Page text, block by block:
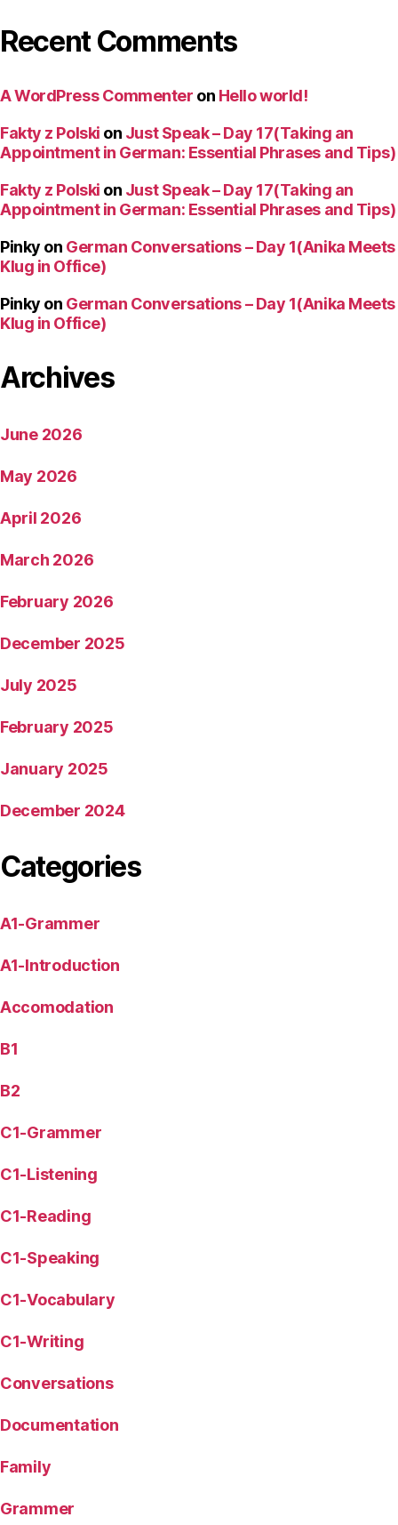
Recent Comments
A WordPress Commenter on Hello world!
Fakty z Polski on Just Speak – Day 17(Taking an
Appointment in German: Essential Phrases and Tips)
Fakty z Polski on Just Speak – Day 17(Taking an
Appointment in German: Essential Phrases and Tips)
Pinky on German Conversations – Day 1(Anika Meets
Klug in Office)
Pinky on German Conversations – Day 1(Anika Meets
Klug in Office)
Archives
June 2026
May 2026
April 2026
March 2026
February 2026
December 2025
July 2025
February 2025
January 2025
December 2024
Categories
A1-Grammer
A1-Introduction
Accomodation
B1
B2
C1-Grammer
C1-Listening
C1-Reading
C1-Speaking
C1-Vocabulary
C1-Writing
Conversations
Documentation
Family
Grammer